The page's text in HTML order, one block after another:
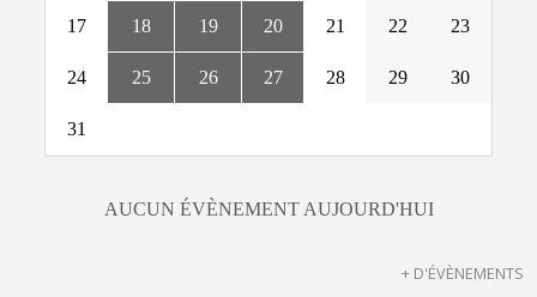
17 18 19 20 21 22 23
24 25 26 27 28 29 30
31
AUCUN ÉVÈNEMENT AUJOURD'HUI
+ D'ÉVÈNEMENTS